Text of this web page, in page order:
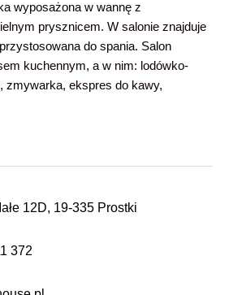
wyposażona w wannę z
prysznicem. W salonie znajduje
do spania. Salon
kuchennym, a w nim: lodówko-
zmywarka, ekspres do kawy,
12D, 19-335 Prostki
372